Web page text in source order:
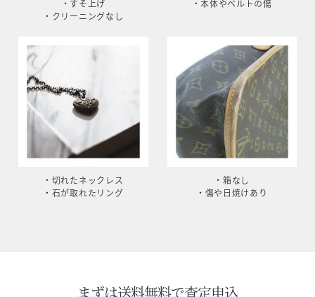
・すそ上げ
・クリーニングなし
・本体やベルトの傷
・切れたネックレス
・石が取れたリング
・箱なし
・傷や日焼けあり
まずは送料無料で査定申込